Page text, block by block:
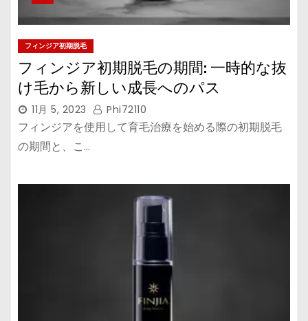
フィンジア初期脱毛
フィンジア初期脱毛の期間: 一時的な抜
け毛から新しい成長へのパス
11月 5, 2023 Phi72110
フィンジアを使用して育毛治療を始める際の初期脱毛
の期間と、こ…